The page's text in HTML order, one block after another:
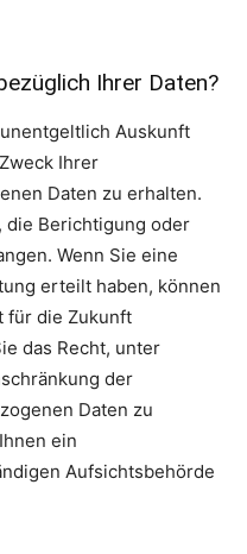
Ihrer Daten?
Auskunft
Ihrer
Daten zu erhalten.
die Berichtigung oder
Wenn Sie eine
erteilt haben, können
für die Zukunft
das Recht, unter
der
Daten zu
ein
Aufsichtsbehörde